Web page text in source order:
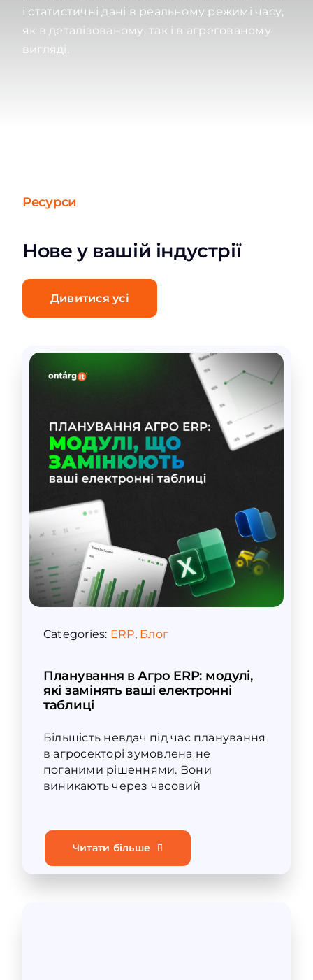
і статистичні дані в реальному режимі часу,
як в деталізованому, так і в агрегованому
вигляді.
Ресурси
Нове у вашій індустрії
Дивитися усі
Categories: ERP, Блог
Планування в Агро ERP: модулі,
які замінять ваші електронні
таблиці
Більшість невдач під час планування
в агросекторі зумовлена не
поганими рішеннями. Вони
виникають через часовий
Читати більше